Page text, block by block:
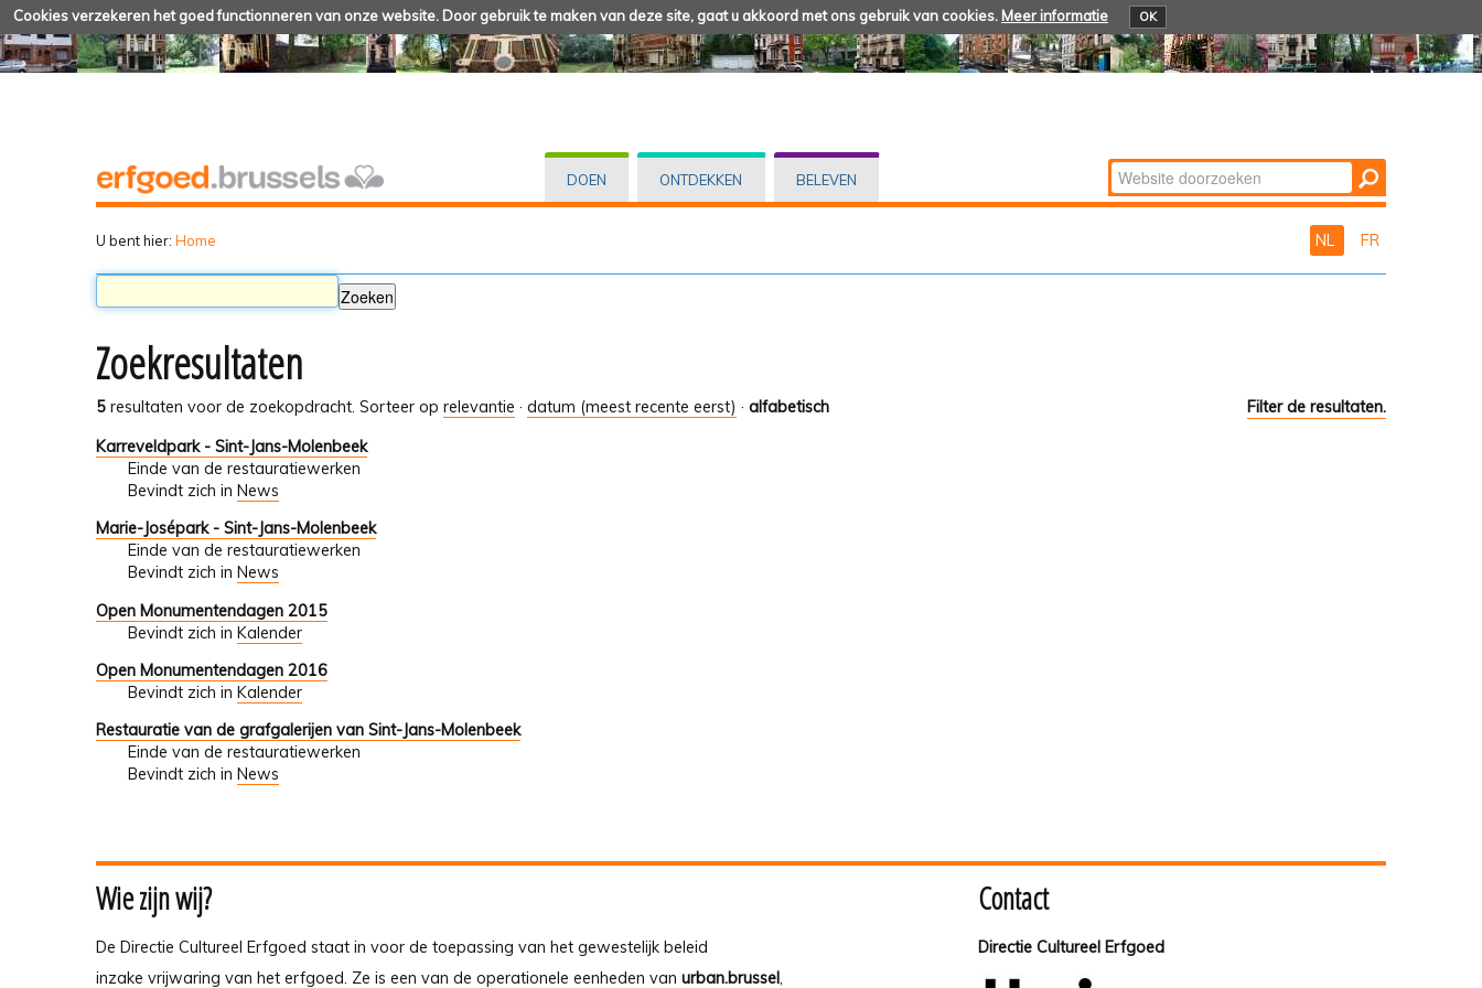
Cookies verzekeren het goed functionneren van onze website. Door gebruik te maken van deze site, gaat u akkoord met ons gebruik van cookies. Meer informatie OK
DOEN ONTDEKKEN BELEVEN Zoek
Geavanceerd
U bent hier: Home NL FR
Zoekresultaten
5 resultaten voor de zoekopdracht. Filter de resultaten.
Sorteer op relevantie · datum (meest recente eerst) · alfabetisch
Karreveldpark - Sint-Jans-Molenbeek
Einde van de restauratiewerken
Bevindt zich in News
Marie-Josépark - Sint-Jans-Molenbeek
Einde van de restauratiewerken
Bevindt zich in News
Open Monumentendagen 2015
Bevindt zich in Kalender
Open Monumentendagen 2016
Bevindt zich in Kalender
Restauratie van de grafgalerijen van Sint-Jans-Molenbeek
Einde van de restauratiewerken
Bevindt zich in News
Wie zijn wij?
De Directie Cultureel Erfgoed staat in voor de toepassing van het gewestelijk beleid
inzake vrijwaring van het erfgoed. Ze is een van de operationele eenheden van urban.brussel,
Contact
Directie Cultureel Erfgoed